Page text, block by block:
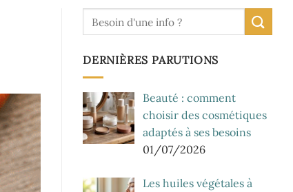
DERNIÈRES PARUTIONS
Beauté : comment
choisir des cosmétiques
adaptés à ses besoins
01/07/2026
Les huiles végétales à